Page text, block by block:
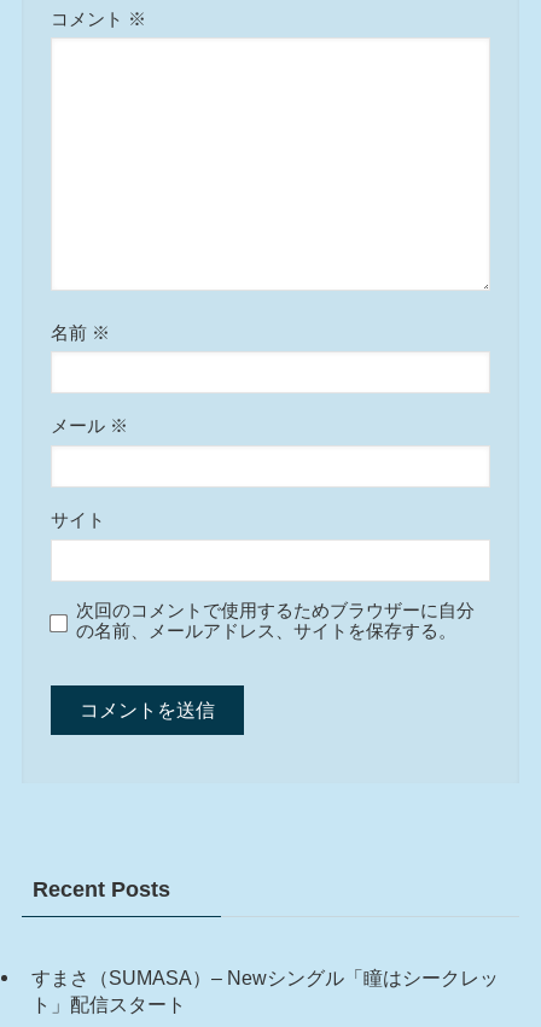
コメント ※
名前 ※
メール ※
サイト
次回のコメントで使用するためブラウザーに自分
の名前、メールアドレス、サイトを保存する。
Recent Posts
すまさ（SUMASA）– Newシングル「瞳はシークレッ
ト」配信スタート